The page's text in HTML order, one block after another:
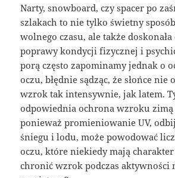
Narty, snowboard, czy spacer po
szlakach to nie tylko świetny
wolnego czasu, ale także
poprawy kondycji fizycznej i
porą często zapominamy jednak o
oczu, błędnie sądząc, że słońce nie
wzrok tak intensywnie, jak latem.
odpowiednia ochrona wzroku
ponieważ promieniowanie UV,
śniegu i lodu, może powodować
oczu, które niekiedy mają charakter
chronić wzrok podczas aktywności